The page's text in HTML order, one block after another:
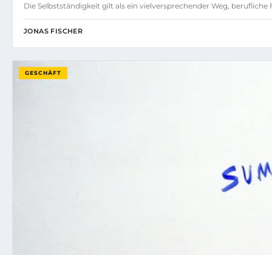
Die Selbstständigkeit gilt als ein vielversprechender Weg, berufliche
JONAS FISCHER
GESCHÄFT